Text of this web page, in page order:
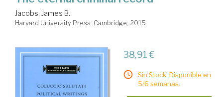
Jacobs, James B.
Harvard University Press. Cambridge, 2015
38,91 €
Sin Stock. Disponible en
5/6 semanas.